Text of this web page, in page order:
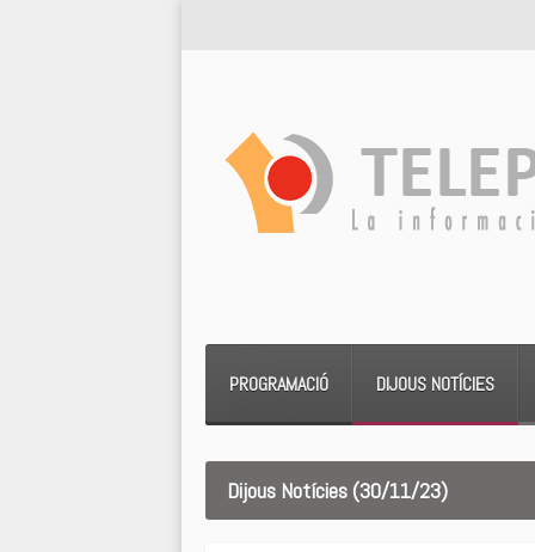
PROGRAMACIÓ DIJOUS NOTÍCIES
Dijous Notícies (30/11/23)